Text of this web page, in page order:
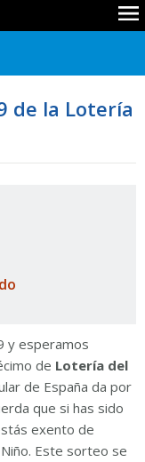
de la Lotería
y esperamos
de Lotería del
de España da por
que si has sido
exento de
Este sorteo se